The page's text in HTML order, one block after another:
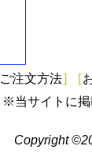
ご注文方法] [
※当サイトに掲
Copyright